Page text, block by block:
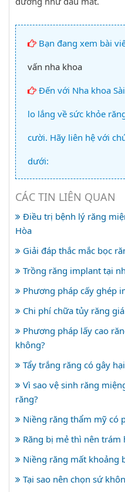
Bạn đang xem bài
vấn nha khoa
Đến với Nha khoa
lo lắng về sức khỏe
cười. Hãy liên hệ với
dưới:
CÁC TIN LIÊN QUAN
Điều trị bệnh lý răng
Hòa
Giải đáp thắc mắc bọc
Trồng răng implant tại
Phương pháp cấy ghép
Chi phí chữa tủy răng
Phương pháp lấy cao
không?
Tẩy trắng răng có gây
Vì sao vệ sinh răng
răng?
Niềng răng thẩm mỹ có
Răng bị mẻ thì nên trám
Niềng răng mất khoảng
Tại sao nên chọn sứ